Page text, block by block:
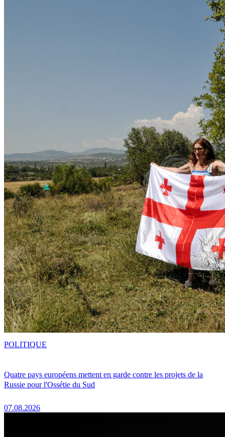
Quatre pays européens mettent en garde contre les projets de la
Russie pour l'Ossétie du Sud
07.08.2026
POLITIQUE